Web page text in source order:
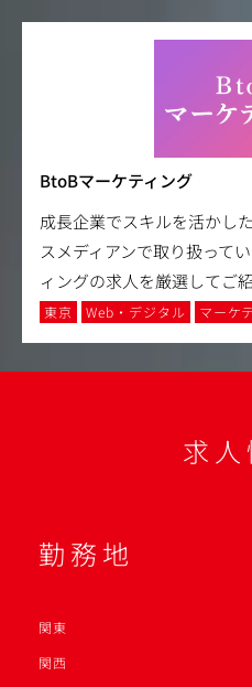
BtoBマーケティング
成長企業でスキルを活かし
スメディアンで取り扱って
ィングの求人を厳選してご紹
東京 Web・デジタル マーケ
求人
勤務地
関東
関西